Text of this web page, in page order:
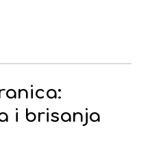
i brisanja